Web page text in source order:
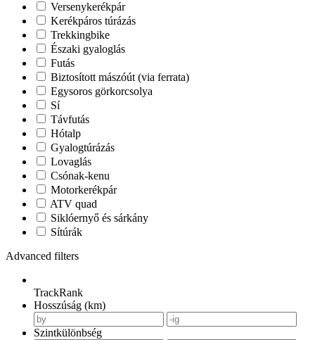
Versenykerékpár
Kerékpáros túrázás
Trekkingbike
Északi gyaloglás
Futás
Biztosított mászóút (via ferrata)
Egysoros görkorcsolya
Sí
Távfutás
Hótalp
Gyalogtúrázás
Lovaglás
Csónak-kenu
Motorkerékpár
ATV quad
Siklóernyő és sárkány
Sítúrák
Advanced filters
TrackRank
Hosszúság (km)
Szintkülönbség